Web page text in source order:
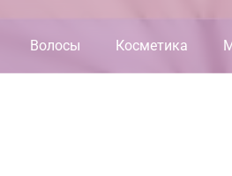
Волосы Косметика